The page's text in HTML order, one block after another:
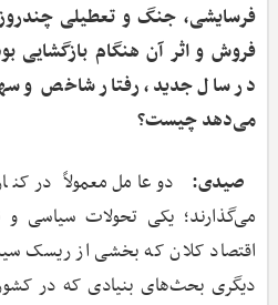
فرسایشی، جنگ و تعطیلی
فروش و اثر آن هنگام بازگشایی
در سال جدید، رفتار شاخص و
می‌دهد چیست؟
صیدی:
دو عامل معمولاً در
می‌گذارند؛ یکی تحولات سیاسی
اقتصاد کلان که بخشی از ریسک
دیگری بحث‌های بنیادی که در